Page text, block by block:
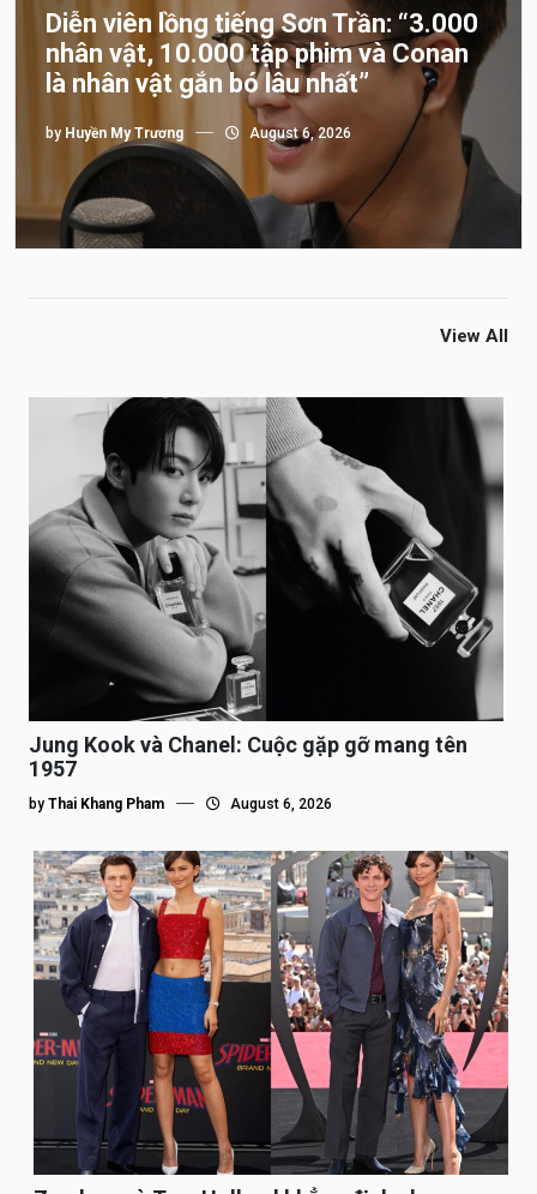
Diễn viên lồng tiếng Sơn Trần: “3.000
nhân vật, 10.000 tập phim và Conan
là nhân vật gắn bó lâu nhất”
by Huyền My Trương August 6, 2026
View All
Jung Kook và Chanel: Cuộc gặp gỡ mang tên
1957
by Thai Khang Pham August 6, 2026